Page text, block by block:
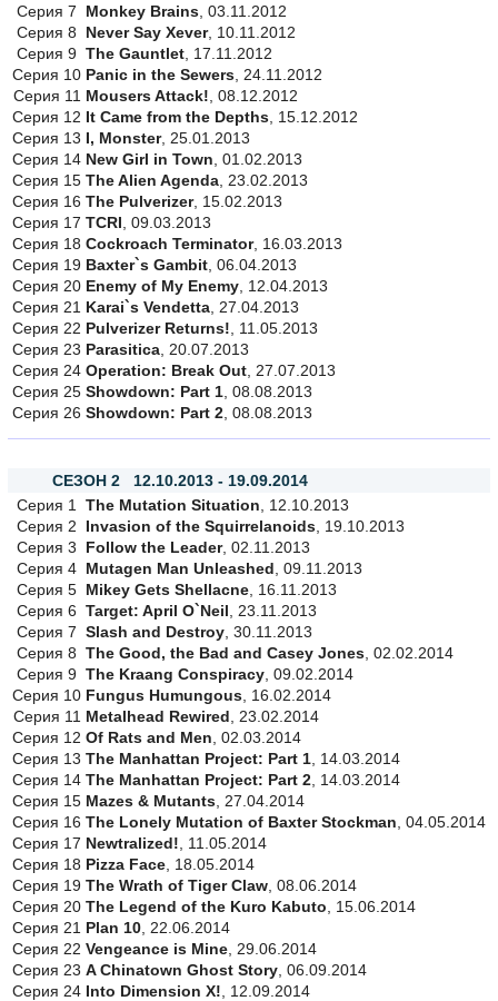
Серия 7
Monkey Brains , 03.11.2012
Серия 8
Never Say Xever, 10.11.2012
Серия 9 The Gauntlet , 17.11.2012
Серия 10 Panic in the Sewers , 24.11.2012
Серия 11 Mousers Attack! , 08.12.2012
Серия 12 It Came from the Depths , 15.12.2012
Серия 13 I, Monster, 25.01.2013
Серия 14 New Girl in Town , 01.02.2013
Серия 15 The Alien Agenda , 23.02.2013
Серия 16 The Pulverizer, 15.02.2013
Серия 17 TCRI , 09.03.2013
Серия 18 Cockroach Terminator, 16.03.2013
Серия 19 Baxter`s Gambit , 06.04.2013
Серия 20 Enemy of My Enemy , 12.04.2013
Серия 21 Karai`s Vendetta , 27.04.2013
Серия 22 Pulverizer Returns! , 11.05.2013
Серия 23 Parasitica , 20.07.2013
Серия 24 Operation: Break Out , 27.07.2013
Серия 25 Showdown: Part 1 , 08.08.2013
Серия 26 Showdown: Part 2 , 08.08.2013
СЕЗОН 2 12.10.2013 - 19.09.2014
Серия 1
The Mutation Situation , 12.10.2013
Серия 2
Invasion of the Squirrelanoids , 19.10.2013
Серия 3
Follow the Leader, 02.11.2013
Серия 4 Mutagen Man Unleashed , 09.11.2013
Серия 5 Mikey Gets Shellacne , 16.11.2013
Серия 6 Target: April O`Neil , 23.11.2013
Серия 7 Slash and Destroy , 30.11.2013
Серия 8 The Good, the Bad and Casey Jones , 02.02.2014
Серия 9 The Kraang Conspiracy , 09.02.2014
Серия 10 Fungus Humungous , 16.02.2014
Серия 11 Metalhead Rewired , 23.02.2014
Серия 12 Of Rats and Men , 02.03.2014
Серия 13 The Manhattan Project: Part 1 , 14.03.2014
Серия 14 The Manhattan Project: Part 2 , 14.03.2014
Серия 15 Mazes & Mutants , 27.04.2014
Серия 16 The Lonely Mutation of Baxter Stockman , 04.05.2014
Серия 17 Newtralized! , 11.05.2014
Серия 18 Pizza Face , 18.05.2014
Серия 19 The Wrath of Tiger Claw , 08.06.2014
Серия 20 The Legend of the Kuro Kabuto , 15.06.2014
Серия 21 Plan 10 , 22.06.2014
Серия 22 Vengeance is Mine , 29.06.2014
Серия 23 A Chinatown Ghost Story , 06.09.2014
Серия 24 Into Dimension X! , 12.09.2014